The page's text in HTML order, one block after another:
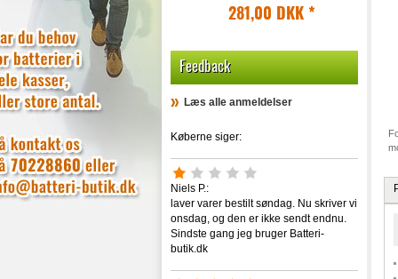
281,00 DKK*
Feedback
Læs alle anmeldelser
Køberne siger:
Niels P.:
laver varer bestilt søndag. Nu skriver vi
onsdag, og den er ikke sendt endnu.
Sindste gang jeg bruger Batteri-
butik.dk